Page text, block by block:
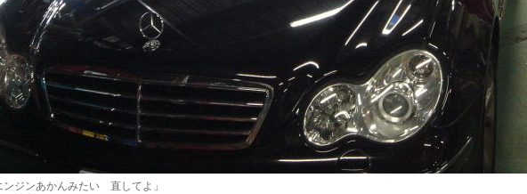
ンジンあかんみたい 直してよ」